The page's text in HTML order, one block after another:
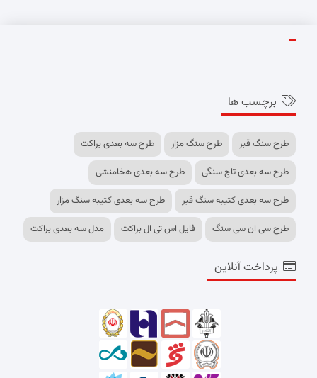
برچسب ها
طرح سنگ قبر طرح سنگ مزار
طرح سه بعدی براکت
طرح سه بعدی تاج سنگی
طرح سه بعدی هخامنشی
طرح سه بعدی کتیبه سنگ قبر
طرح سه بعدی کتیبه سنگ مزار
طرح سی ان سی سنگ
فایل اس تی ال براکت مدل سه بعدی براکت
پرداخت آنلاین